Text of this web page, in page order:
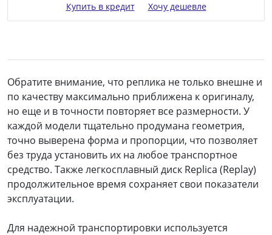
Купить в кредит Хочу дешевле
Обратите внимание, что реплика не только внешне и
по качеству максимально приближена к оригиналу,
но еще и в точности повторяет все размерности. У
каждой модели тщательно продумана геометрия,
точно выверена форма и пропорции, что позволяет
без труда установить их на любое транспортное
средство. Также легкосплавный диск Replica (Replay)
продолжительное время сохраняет свои показатели
эксплуатации.
Для надежной транспортировки используется